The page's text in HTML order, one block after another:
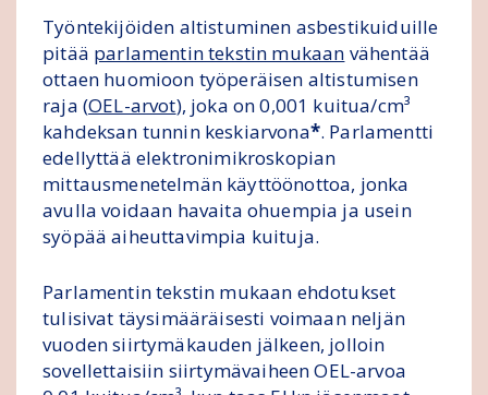
Työntekijöiden altistuminen asbestikuiduille
pitää parlamentin tekstin mukaan vähentää
ottaen huomioon työperäisen altistumisen
raja (OEL-arvot), joka on 0,001 kuitua/cm³
kahdeksan tunnin keskiarvona*. Parlamentti
edellyttää elektronimikroskopian
mittausmenetelmän käyttöönottoa, jonka
avulla voidaan havaita ohuempia ja usein
syöpää aiheuttavimpia kuituja.
Parlamentin tekstin mukaan ehdotukset
tulisivat täysimääräisesti voimaan neljän
vuoden siirtymäkauden jälkeen, jolloin
sovellettaisiin siirtymävaiheen OEL-arvoa